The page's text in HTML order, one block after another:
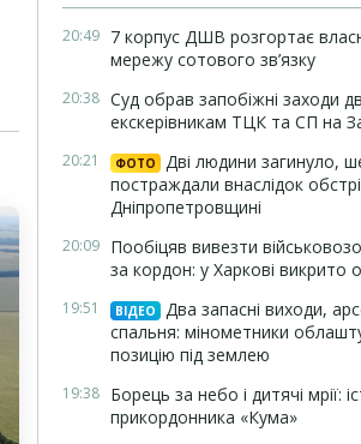
20:49 7 корпус ДШВ розгортає
мережу сотового зв’язку
20:38 Суд обрав запобіжні заходи
екскерівникам ТЦК та СП на
20:21 ФОТО
Дві людини загинуло,
постраждали внаслідок
Дніпропетровщині
20:09 Пообіцяв вивезти
за кордон: у Харкові викрито
19:51 ВІДЕО
Два запасні виходи,
спальня: мінометники
позицію під землею
19:38 Борець за небо і дитячі мрії:
прикордонника «Кума»